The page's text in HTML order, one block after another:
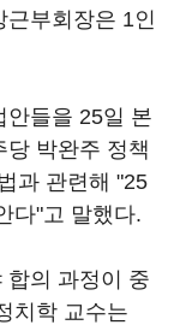
부회장은 1인
안들을 25일 본
박완주 정책
과 관련해 "25
다"고 말했다.
합의 과정이 중
치학 교수는